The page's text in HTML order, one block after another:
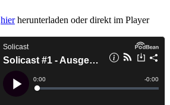
hierherunterladen oder direkt im Player